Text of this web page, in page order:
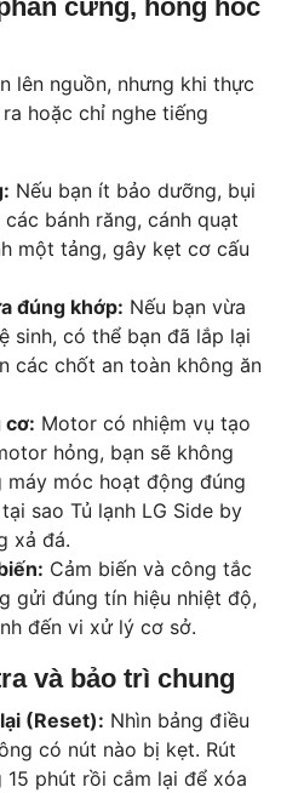
cứng, hỏng hóc
lên nguồn, nhưng khi thực
hoặc chỉ nghe tiếng
Nếu bạn ít bảo dưỡng, bụi
bánh răng, cánh quạt
một tảng, gây kẹt cơ cấu
đúng khớp: Nếu bạn vừa
sinh, có thể bạn đã lắp lại
các chốt an toàn không ăn
cơ: Motor có nhiệm vụ tạo
hỏng, bạn sẽ không
móc hoạt động đúng
sao Tủ lạnh LG Side by
xả đá.
Cảm biến và công tắc
gửi đúng tín hiệu nhiệt độ,
đến vi xử lý cơ sở.
và bảo trì chung
(Reset): Nhìn bảng điều
có nút nào bị kẹt. Rút
phút rồi cắm lại để xóa